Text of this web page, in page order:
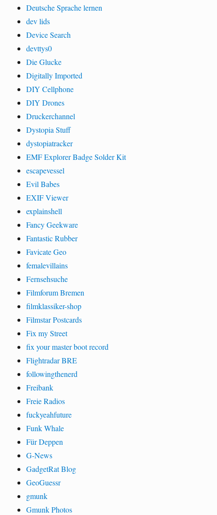
Deutsche Sprache lernen
dev lids
Device Search
devttys0
Die Glucke
Digitally Imported
DIY Cellphone
DIY Drones
Druckerchannel
Dystopia Stuff
dystopiatracker
EMF Explorer Badge Solder Kit
escapevessel
Evil Babes
EXIF Viewer
explainshell
Fancy Geekware
Fantastic Rubber
Favicate Geo
femalevillains
Fernsehsuche
Filmforum Bremen
filmklassiker-shop
Filmstar Postcards
Fix my Street
fix your master boot record
Flightradar BRE
followingthenerd
Freibank
Freie Radios
fuckyeahfuture
Funk Whale
Für Deppen
G-News
GadgetRat Blog
GeoGuessr
gmunk
Gmunk Photos